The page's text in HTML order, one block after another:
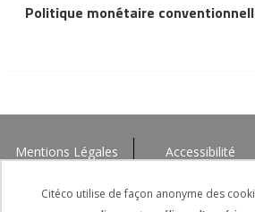
Politique monétaire
Mentions Légales Accessibilité
Citéco utilise de façon anonyme des